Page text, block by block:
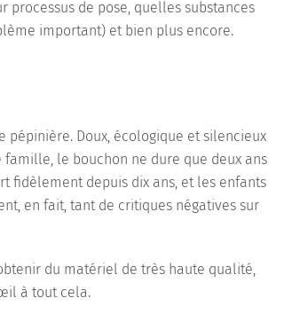
de pose, quelles substances
important) et bien plus encore.
Doux, écologique et silencieux
famille, le bouchon ne dure que deux ans
fidèlement depuis dix ans, et les enfants
en fait, tant de critiques négatives sur
du matériel de très haute qualité,
à tout cela.